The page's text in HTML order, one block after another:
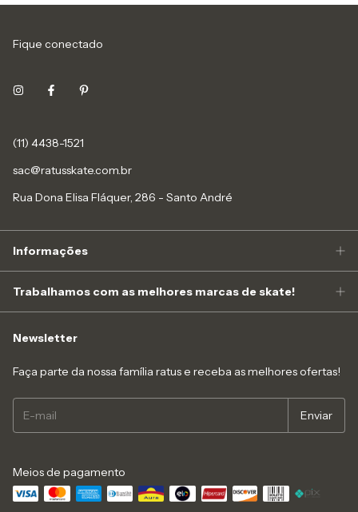
Fique conectado
(11) 4438-1521
sac@ratusskate.com.br
Rua Dona Elisa Fláquer, 286 - Santo André
Informações
Trabalhamos com as melhores marcas de skate!
Newsletter
Faça parte da nossa família ratus e receba as melhores ofertas!
Meios de pagamento